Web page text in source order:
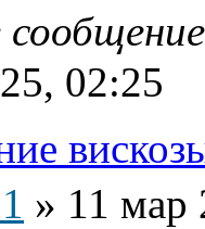
02:25
» 11 мар